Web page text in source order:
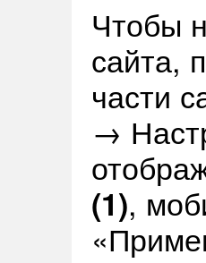
Чтобы
сайта,
части
→
(1),